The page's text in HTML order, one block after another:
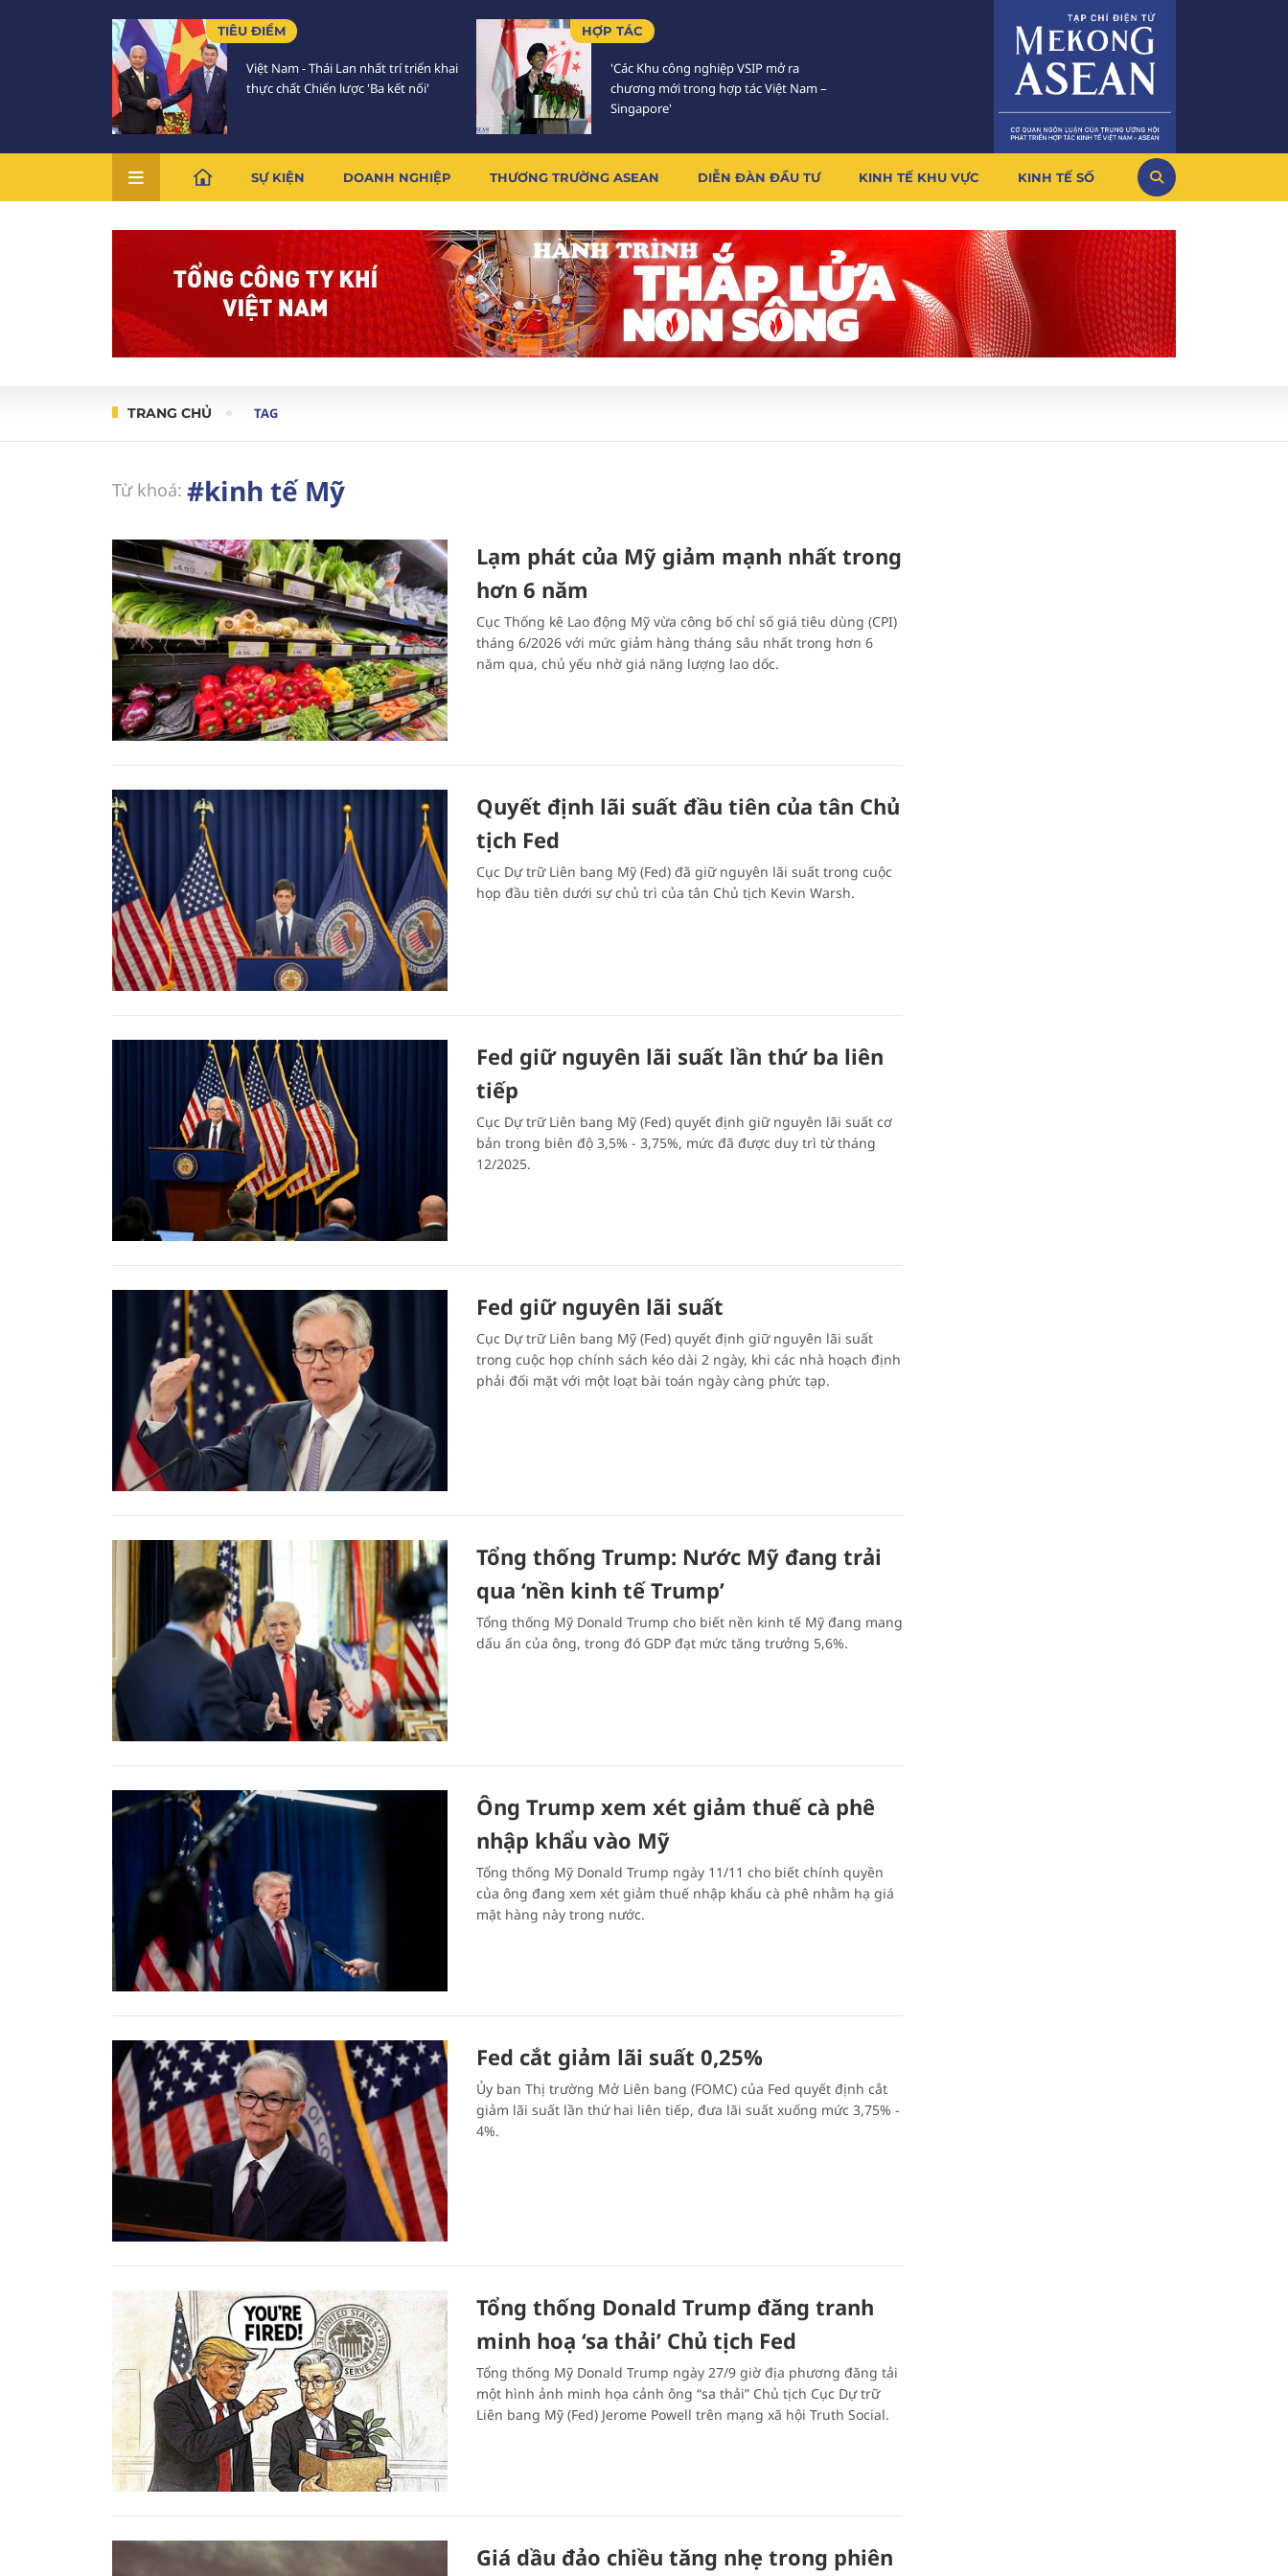
TIÊU ĐIỂM
Việt Nam - Thái Lan nhất trí triển khai
thực chất Chiến lược 'Ba kết nối'
HỢP TÁC
'Các Khu công nghiệp VSIP mở ra
chương mới trong hợp tác Việt Nam –
Singapore'
SỰ KIỆN DOANH NGHIỆP THƯƠNG TRƯỜNG ASEAN DIỄN ĐÀN ĐẦU TƯ KINH TẾ KHU VỰC KINH TẾ SỐ
TRANG CHỦ TAG
Từ khoá: #kinh tế Mỹ
Lạm phát của Mỹ giảm mạnh nhất trong
hơn 6 năm
Cục Thống kê Lao động Mỹ vừa công bố chỉ số giá tiêu dùng (CPI)
tháng 6/2026 với mức giảm hàng tháng sâu nhất trong hơn 6
năm qua, chủ yếu nhờ giá năng lượng lao dốc.
Quyết định lãi suất đầu tiên của tân Chủ
tịch Fed
Cục Dự trữ Liên bang Mỹ (Fed) đã giữ nguyên lãi suất trong cuộc
họp đầu tiên dưới sự chủ trì của tân Chủ tịch Kevin Warsh.
Fed giữ nguyên lãi suất lần thứ ba liên
tiếp
Cục Dự trữ Liên bang Mỹ (Fed) quyết định giữ nguyên lãi suất cơ
bản trong biên độ 3,5% - 3,75%, mức đã được duy trì từ tháng
12/2025.
Fed giữ nguyên lãi suất
Cục Dự trữ Liên bang Mỹ (Fed) quyết định giữ nguyên lãi suất
trong cuộc họp chính sách kéo dài 2 ngày, khi các nhà hoạch định
phải đối mặt với một loạt bài toán ngày càng phức tạp.
Tổng thống Trump: Nước Mỹ đang trải
qua ‘nền kinh tế Trump’
Tổng thống Mỹ Donald Trump cho biết nền kinh tế Mỹ đang mang
dấu ấn của ông, trong đó GDP đạt mức tăng trưởng 5,6%.
Ông Trump xem xét giảm thuế cà phê
nhập khẩu vào Mỹ
Tổng thống Mỹ Donald Trump ngày 11/11 cho biết chính quyền
của ông đang xem xét giảm thuế nhập khẩu cà phê nhằm hạ giá
mặt hàng này trong nước.
Fed cắt giảm lãi suất 0,25%
Ủy ban Thị trường Mở Liên bang (FOMC) của Fed quyết định cắt
giảm lãi suất lần thứ hai liên tiếp, đưa lãi suất xuống mức 3,75% -
4%.
Tổng thống Donald Trump đăng tranh
minh hoạ ‘sa thải’ Chủ tịch Fed
Tổng thống Mỹ Donald Trump ngày 27/9 giờ địa phương đăng tải
một hình ảnh minh họa cảnh ông “sa thải” Chủ tịch Cục Dự trữ
Liên bang Mỹ (Fed) Jerome Powell trên mạng xã hội Truth Social.
Giá dầu đảo chiều tăng nhẹ trong phiên